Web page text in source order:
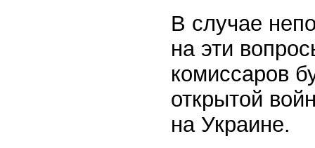
В случае
на эти
комиссаров
открытой
на Украине.